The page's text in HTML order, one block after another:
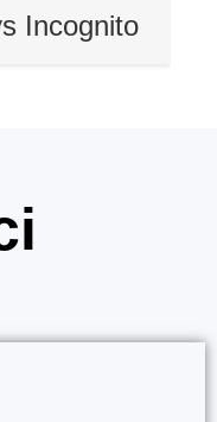
Incognito